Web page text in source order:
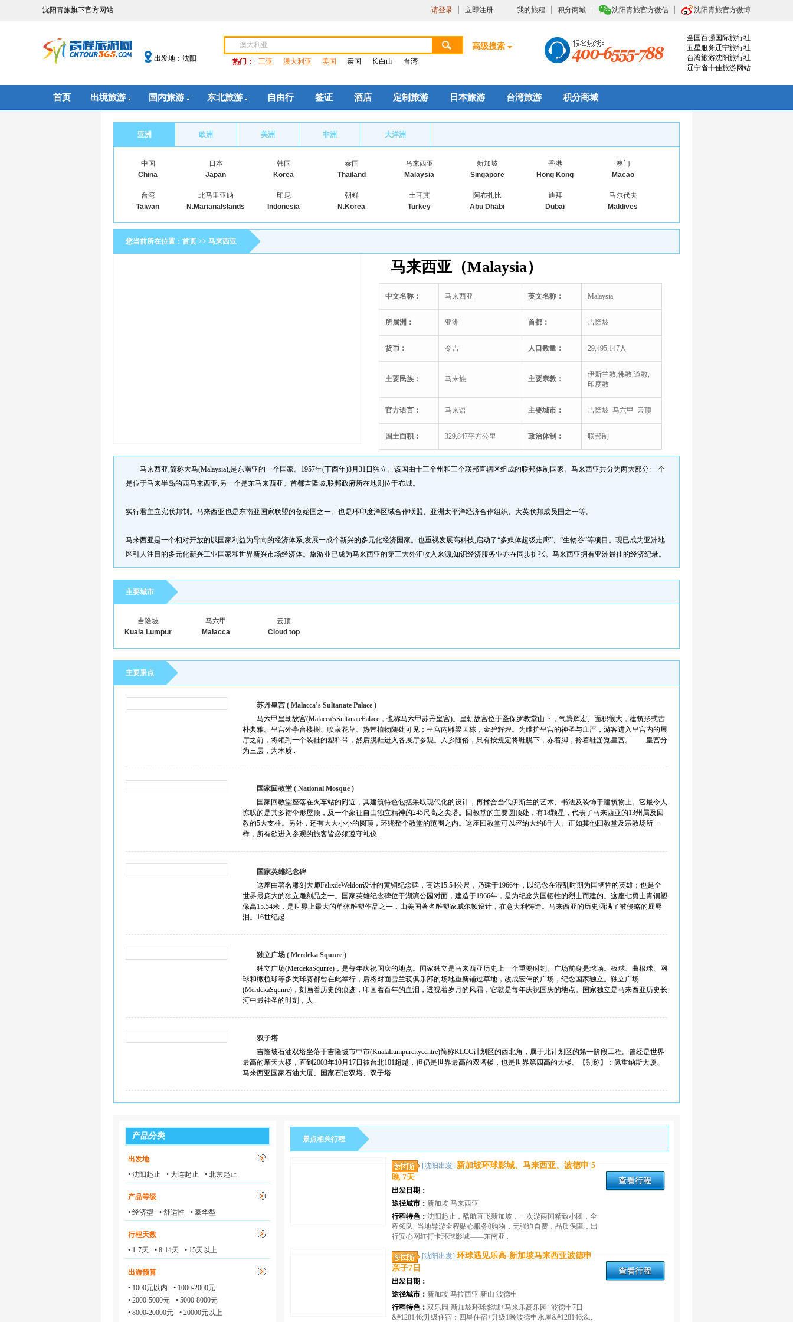
沈阳青旅旗下官方网站 我的旅程 积分商城 沈阳青旅官方微信 沈阳青旅官方微博
请登录 立即注册
出发地：沈阳 热门： 三亚 澳大利亚 美国 泰国 长白山 台湾
高级搜索
全国百强国际旅行社
五星服务辽宁旅行社
台湾旅游沈阳旅行社
辽宁省十佳旅游网站
首页 出境旅游 国内旅游 东北旅游 自由行 签证 酒店 定制旅游 日本旅游 台湾旅游 积分商城
亚洲 欧洲 美洲 非洲 大洋洲
中国
China
日本
Japan
韩国
Korea
泰国
Thailand
马来西亚
Malaysia
新加坡
Singapore
香港
Hong Kong
澳门
Macao
台湾
Taiwan
北马里亚纳
N.MarianaIslands
印尼
Indonesia
朝鲜
N.Korea
土耳其
Turkey
阿布扎比
Abu Dhabi
迪拜
Dubai
马尔代夫
Maldives
您当前所在位置： 首页 >> 马来西亚
马来西亚（Malaysia）
中文名称： 马来西亚 英文名称： Malaysia
所属洲： 亚洲 首都： 吉隆坡
货币： 令吉 人口数量： 29,495,147人
主要民族： 马来族 主要宗教：
伊斯兰教,佛教,道教,
印度教
官方语言： 马来语 主要城市： 吉隆坡 马六甲 云顶
国土面积： 329,847平方公里 政治体制： 联邦制
马来西亚,简称大马(Malaysia),是东南亚的一个国家。1957年(丁酉年)8月31日独立。该国由十三个州和三个联邦直辖区组成的联邦体制国家。马来西亚共分为两大部分:一个
是位于马来半岛的西马来西亚,另一个是东马来西亚。首都吉隆坡,联邦政府所在地则位于布城。
实行君主立宪联邦制。马来西亚也是东南亚国家联盟的创始国之一。也是环印度洋区域合作联盟、亚洲太平洋经济合作组织、大英联邦成员国之一等。
马来西亚是一个相对开放的以国家利益为导向的经济体系,发展一成个新兴的多元化经济国家。也重视发展高科技,启动了“多媒体超级走廊”、“生物谷”等项目。现已成为亚洲地
区引人注目的多元化新兴工业国家和世界新兴市场经济体。旅游业已成为马来西亚的第三大外汇收入来源,知识经济服务业亦在同步扩张。马来西亚拥有亚洲最佳的经济纪录。
主要城市
吉隆坡
Kuala Lumpur
马六甲
Malacca
云顶
Cloud top
主要景点
苏丹皇宫 ( Malacca’s Sultanate Palace )
马六甲皇朝故宫(Malacca’sSultanatePalace，也称马六甲苏丹皇宫)。皇朝故宫位于圣保罗教堂山下，气势辉宏、面积很大，建筑形式古
朴典雅。皇宫外亭台楼榭、喷泉花草、热带植物随处可见；皇宫内雕梁画栋，金碧辉煌。为维护皇宫的神圣与庄严，游客进入皇宫内的展
厅之前，将领到一个装鞋的塑料带，然后脱鞋进入各展厅参观。入乡随俗，只有按规定将鞋脱下，赤着脚，拎着鞋游览皇宫。 皇宫分
为三层，为木质..
国家回教堂 ( National Mosque )
国家回教堂座落在火车站的附近，其建筑特色包括采取现代化的设计，再揉合当代伊斯兰的艺术、书法及装饰于建筑物上。它最令人
惊叹的是其多褶伞形屋顶，及一个象征自由独立精神的245尺高之尖塔。回教堂的主要圆顶处，有18颗星，代表了马来西亚的13州属及回
教的5大支柱。另外，还有大大小小的圆顶，环绕整个教堂的范围之内。这座回教堂可以容纳大约8千人。正如其他回教堂及宗教场所一
样，所有欲进入参观的旅客皆必须遵守礼仪..
国家英雄纪念碑
这座由著名雕刻大师FelixdeWeldon设计的黄铜纪念碑，高达15.54公尺，乃建于1966年，以纪念在混乱时期为国牺牲的英雄；也是全
世界最庞大的独立雕刻品之一。国家英雄纪念碑位于湖滨公园对面，建造于1966年，是为纪念为国牺牲的烈士而建的。这座七勇士青铜塑
像高15.54米，是世界上最大的单体雕塑作品之一，由美国著名雕塑家威尔顿设计，在意大利铸造。马来西亚的历史洒满了被侵略的屈辱
泪。16世纪起..
独立广场 ( Merdeka Squnre )
独立广场(MerdekaSqunre)，是每年庆祝国庆的地点。国家独立是马来西亚历史上一个重要时刻。广场前身是球场。板球、曲根球、网
球和橄榄球等多类球赛都曾在此举行，后将对面雪兰莪俱乐部的场地重新铺过草地，改成宏伟的广场，纪念国家独立。独立广场
(MerdekaSqunre)，刻画着历史的痕迹，印画着百年的血泪，透视着岁月的风霜，它就是每年庆祝国庆的地点。国家独立是马来西亚历史长
河中最神圣的时刻，人..
双子塔
吉隆坡石油双塔坐落于吉隆坡市中市(KualaLumpurcitycentre)简称KLCC计划区的西北角，属于此计划区的第一阶段工程。曾经是世界
最高的摩天大楼，直到2003年10月17日被台北101超越，但仍是世界最高的双塔楼，也是世界第四高的大楼。【别称】：佩重纳斯大厦、
马来西亚国家石油大厦、国家石油双塔、双子塔
产品分类
出发地
• 沈阳起止
• 大连起止 • 北京起止
产品等级
• 经济型
• 舒适性 • 豪华型
行程天数
• 1-7天
• 8-14天 • 15天以上
出游预算
• 1000元以内
• 1000-2000元
• 2000-5000元
• 5000-8000元
• 8000-20000元
• 20000元以上
景点相关行程
[沈阳出发] 新加坡环球影城、马来西亚、波德申 5
晚 7天
出发日期：
途径城市： 新加坡 马来西亚
行程特色： 沈阳起止，酷航直飞新加坡，一次游两国精致小团，全
程领队+当地导游全程贴心服务0购物，无强迫自费，品质保障，出
行安心网红打卡环球影城——东南亚..
[沈阳出发] 环球遇见乐高-新加坡马来西亚波德申
亲子7日
出发日期：
途径城市： 新加坡 马拉西亚 新山 波德申
行程特色： 双乐园-新加坡环球影城+马来乐高乐园+波德申7日
&#128146;升级住宿：四星住宿+升级1晚波德申水屋&#128146;&..